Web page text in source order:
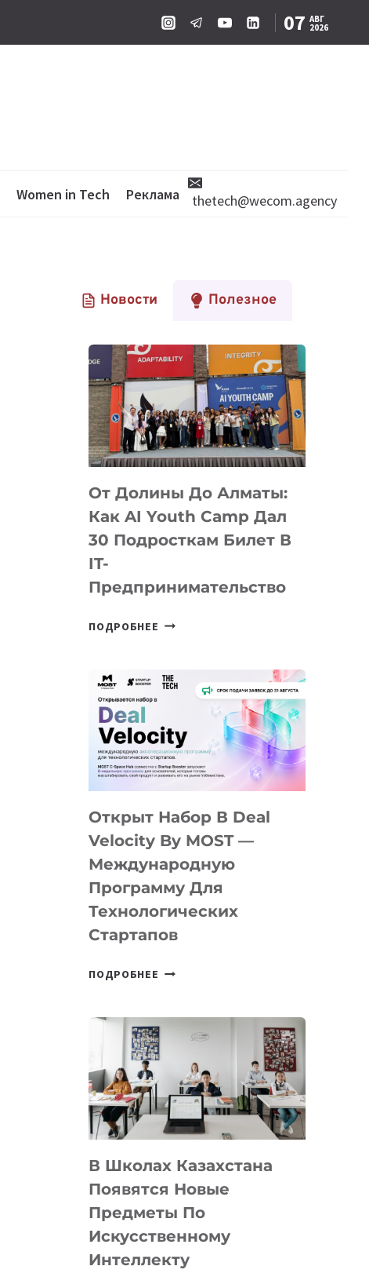
07 АВГ
2026
Women in Tech Реклама thetech@wecom.agency
Новости Полезное
От Долины До Алматы:
Как AI Youth Camp Дал
30 Подросткам Билет В
IT-
Предпринимательство
ПОДРОБНЕЕ ОТ
АЛМАТЫ:
YOUTH
CAMP
ДАЛ
ПОДРОСТКАМ
БИЛЕТ
IT-
ПРЕДПРИНИМАТЕЛЬСТВО
Открыт Набор В Deal
Velocity By MOST —
Международную
Программу Для
Технологических
Стартапов
ПОДРОБНЕЕ ОТКРЫТ
DEAL
VELOCITY
MOST
—
МЕЖДУНАРОДНУЮ
ДЛЯ
ТЕХНОЛОГИЧЕСКИХ
СТАРТАПОВ
В Школах Казахстана
Появятся Новые
Предметы По
Искусственному
Интеллекту